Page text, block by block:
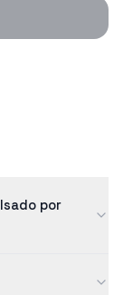
por
precisión. El